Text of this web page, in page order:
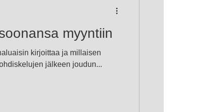
myyntiin
kirjoittaa ja millaisen
jälkeen joudun...